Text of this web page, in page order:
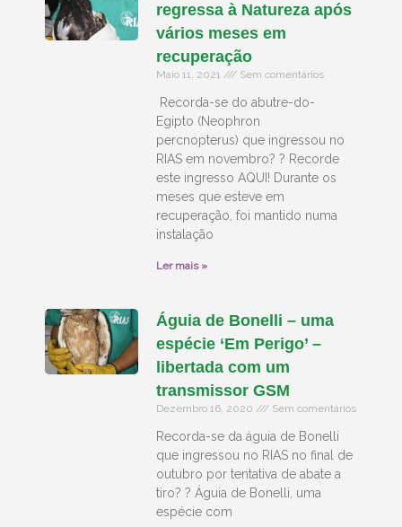
regressa à Natureza após
vários meses em
recuperação
Maio 11, 2021 Sem comentários
Recorda-se do abutre-do-
Egipto (Neophron
percnopterus) que ingressou no
RIAS em novembro? ? Recorde
este ingresso AQUI! Durante os
meses que esteve em
recuperação, foi mantido numa
instalação
Ler mais »
Águia de Bonelli – uma
espécie ‘Em Perigo’ –
libertada com um
transmissor GSM
Dezembro 16, 2020 Sem comentários
Recorda-se da águia de Bonelli
que ingressou no RIAS no final de
outubro por tentativa de abate a
tiro? ? Águia de Bonelli, uma
espécie com